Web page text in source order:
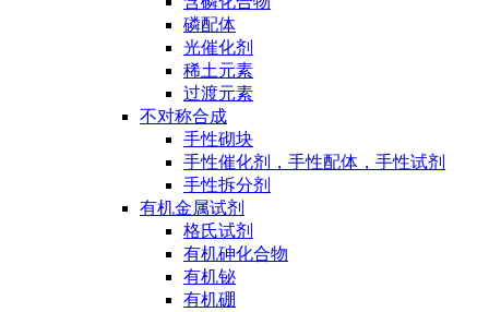
磷配体
光催化剂
稀土元素
过渡元素
不对称合成
手性砌块
手性催化剂，手性配体，手性试剂
手性拆分剂
有机金属试剂
格氏试剂
有机砷化合物
有机铋
有机硼